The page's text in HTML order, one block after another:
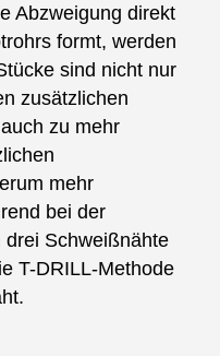
Abzweigung direkt
formt, werden
sind nicht nur
zusätzlichen
zu mehr
mehr
bei der
drei Schweißnähte
T-DRILL-Methode